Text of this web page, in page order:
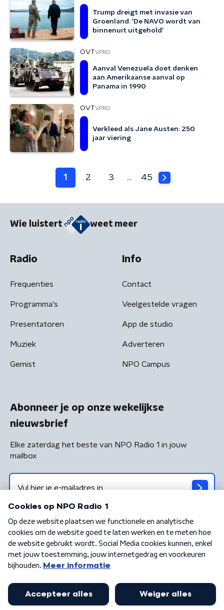
Trump dreigt met invasie van
Groenland: 'De NAVO wordt van
binnenuit uitgehold'
OVTVPRO
Aanval Venezuela doet denken
aan Amerikaanse aanval op
Panama in 1990
OVTVPRO
Verkleed als Jane Austen: 250
jaar viering
1 2 3 … 45
Wie luistert weet meer
Radio
Frequenties
Programma's
Presentatoren
Muziek
Gemist
Info
Contact
Veelgestelde vragen
App de studio
Adverteren
NPO Campus
Abonneer je op onze wekelijkse
nieuwsbrief
Elke zaterdag het beste van NPO Radio 1 in jouw
mailbox
Algemene voorwaarden